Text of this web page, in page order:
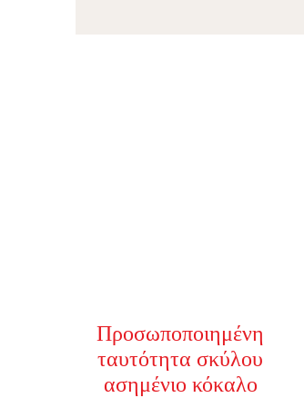
Προσωποποιημένη
ταυτότητα σκύλου
ασημένιο κόκαλο